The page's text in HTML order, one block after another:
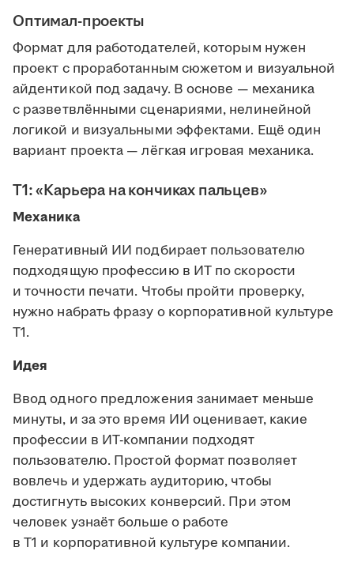
Оптимал-проекты
Формат для работодателей, которым нужен
проект с проработанным сюжетом и визуальной
айдентикой под задачу. В основе — механика
с разветвлёнными сценариями, нелинейной
логикой и визуальными эффектами. Ещё один
вариант проекта — лёгкая игровая механика.
Т1: «Карьера на кончиках пальцев»
Механика
Генеративный ИИ подбирает пользователю
подходящую профессию в ИТ по скорости
и точности печати. Чтобы пройти проверку,
нужно набрать фразу о корпоративной культуре
Т1.
Идея
Ввод одного предложения занимает меньше
минуты, и за это время ИИ оценивает, какие
профессии в ИТ-компании подходят
пользователю. Простой формат позволяет
вовлечь и удержать аудиторию, чтобы
достигнуть высоких конверсий. При этом
человек узнаёт больше о работе
в Т1 и корпоративной культуре компании.